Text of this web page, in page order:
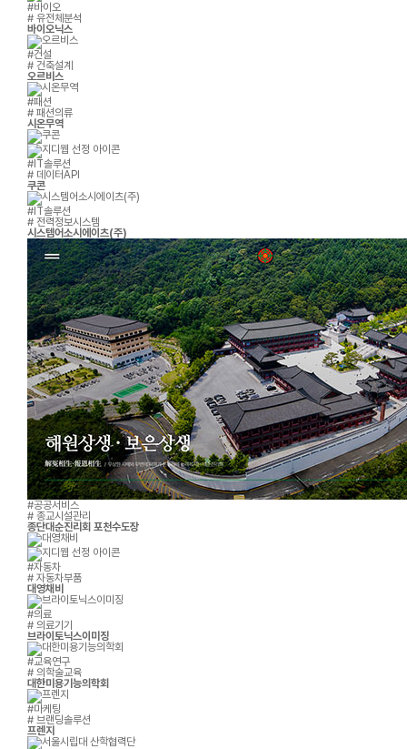
#바이오
# 유전체분석
바이오닉스
#건설
# 건축설계
오르비스
#패션
# 패션의류
시온무역
#IT솔루션
# 데이터API
쿠콘
#IT솔루션
# 전력정보시스템
시스템어소시에이츠(주)
#공공서비스
# 종교시설관리
종단대순진리회 포천수도장
#자동차
# 자동차부품
대영채비
#의료
# 의료기기
브라이토닉스이미징
#교육연구
# 의학술교육
대한미용기능의학회
#마케팅
# 브랜딩솔루션
프렌지